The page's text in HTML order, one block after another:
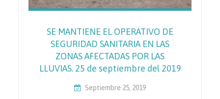
SE MANTIENE EL OPERATIVO DE
SEGURIDAD SANITARIA EN LAS
ZONAS AFECTADAS POR LAS
LLUVIAS. 25 de septiembre del 2019
Septiembre 25, 2019